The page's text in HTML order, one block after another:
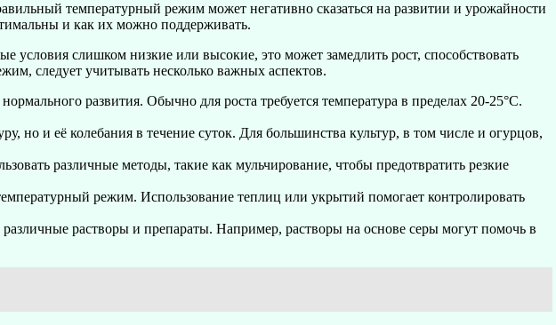
температурный режим может негативно сказаться на развитии и урожайности
и как их можно поддерживать.
условия слишком низкие или высокие, это может замедлить рост, способствовать
следует учитывать несколько важных аспектов.
развития. Обычно для роста требуется температура в пределах 20-25°C.
но и её колебания в течение суток. Для большинства культур, в том числе и огурцов,
различные методы, такие как мульчирование, чтобы предотвратить резкие
режим. Использование теплиц или укрытий помогает контролировать
растворы и препараты. Например, растворы на основе серы могут помочь в